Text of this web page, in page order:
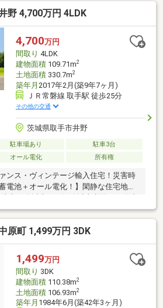
ご見学や資金計画のご相談を承ってお
わせください。
野 4,700万円 4LDK
4,700万円
間取り 4LDK
建物面積109.71m2
土地面積330.7m2
築年月 2017年2月(築9年7ヶ月)
ＪＲ常磐線 取手駅 徒歩25分
その他の交通
茨城県取手市井野
駐車場あり
駐車3台
オール電化 所有権
ンス・ヴィンテージ輸入住宅！災害時
電池＋オール電化！】閑静な住宅地、
歩10分以内、２沿線以上利用可、陽当
済証、新築時・増改築時の設計図、太
高断熱住宅、地盤調査済、駐車３台以
土地100坪以上、省エネ給湯器、シス
、前道６ｍ以上、整形地、庭１０坪以
アフリー、トイレ２ヶ所、自然素材使
バス、温水洗浄便座、南庭、浴室に
ホン、天井高２．５ｍ以上、全居室６
原町 1,499万円 3DK
1,499万円
間取り 3DK
建物面積110.38m2
土地面積106.93m2
築年月 1984年6月(築42年3ヶ月)